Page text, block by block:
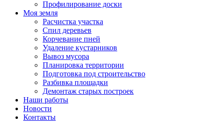
Профилирование доски
Моя земля
Расчистка участка
Спил деревьев
Корчевание пней
Удаление кустарников
Вывоз мусора
Планировка территории
Подготовка под строительство
Разбивка площадки
Демонтаж старых построек
Наши работы
Новости
Контакты